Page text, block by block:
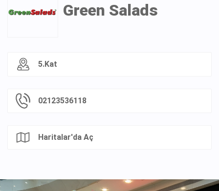
Green Salads
5.Kat
02123536118
Haritalar'da Aç